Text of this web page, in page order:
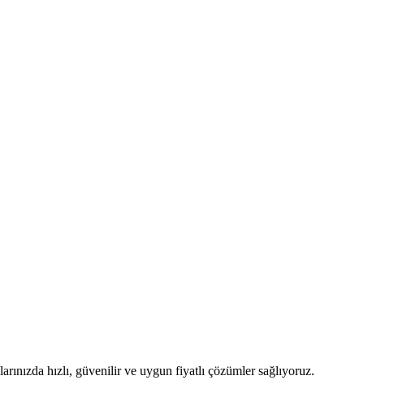
hızlı, güvenilir ve uygun fiyatlı çözümler sağlıyoruz.